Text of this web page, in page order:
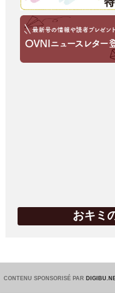
おキミ
CONTENU SPONSORISÉ PAR